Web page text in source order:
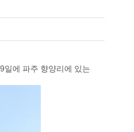
일에 파주 향양리에 있는